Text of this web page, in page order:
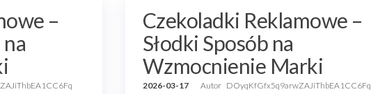
–
Czekoladki Reklamowe –
Słodki Sposób na
Wzmocnienie Marki
2026-03-17 Autor DOyqKfGfx5q9arwZAJiThbEA1CC6Fq